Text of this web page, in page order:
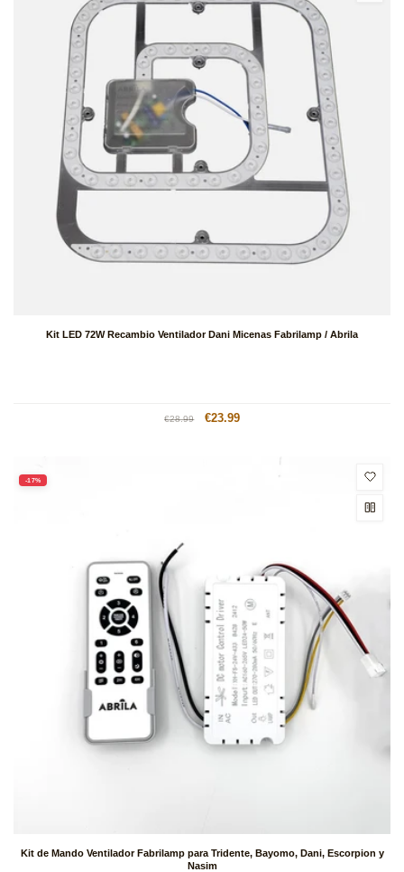
Kit LED 72W Recambio Ventilador Dani Micenas Fabrilamp / Abrila
Precio
€28.99
Precio
€23.99
-17%
Kit de Mando Ventilador Fabrilamp para Tridente, Bayomo, Dani, Escorpion y
Nasim